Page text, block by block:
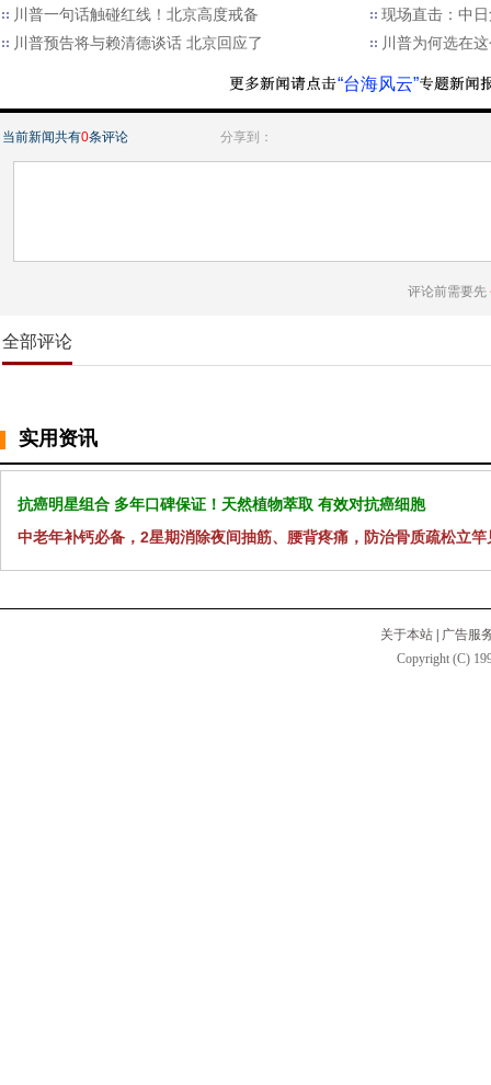
川普一句话触碰红线！北京高度戒备
现场直击：中
川普预告将与赖清德谈话 北京回应了
川普为何选在
“台海风云”
当前新闻共有0条评论 分享到：
评论前需要先
全部评论
实用资讯
抗癌明星组合 多年口碑保证！天然植物萃取 有效对抗癌细胞
中老年补钙必备，2星期消除夜间抽筋、腰背疼痛，防治骨质疏松立竿
关于本站
广告服
Copyright (C)